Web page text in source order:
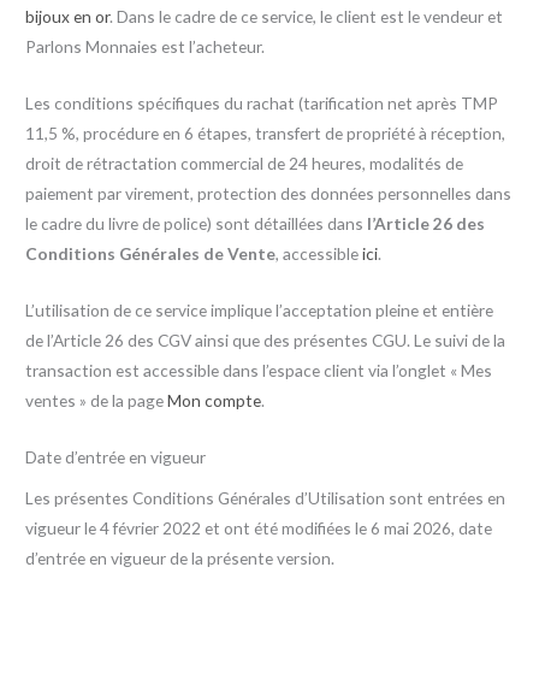
bijoux en or. Dans le cadre de ce service, le client est le vendeur et
Parlons Monnaies est l’acheteur.
Les conditions spécifiques du rachat (tarification net après TMP
11,5 %, procédure en 6 étapes, transfert de propriété à réception,
droit de rétractation commercial de 24 heures, modalités de
paiement par virement, protection des données personnelles dans
le cadre du livre de police) sont détaillées dans l’Article 26 des
Conditions Générales de Vente, accessibleici.
L’utilisation de ce service implique l’acceptation pleine et entière
de l’Article 26 des CGV ainsi que des présentes CGU. Le suivi de la
transaction est accessible dans l’espace client via l’onglet « Mes
ventes » de la pageMon compte.
Date d’entrée en vigueur
Les présentes Conditions Générales d’Utilisation sont entrées en
vigueur le 4 février 2022 et ont été modifiées le 6 mai 2026, date
d’entrée en vigueur de la présente version.